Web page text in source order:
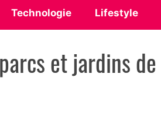
Technologie Lifestyle
et jardins